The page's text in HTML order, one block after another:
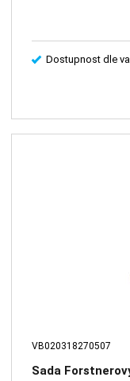
Dostupnost dle
VB020318270507
Sada